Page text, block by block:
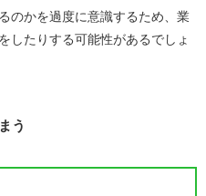
のかを過度に意識するため、業
したりする可能性があるでしょ
う